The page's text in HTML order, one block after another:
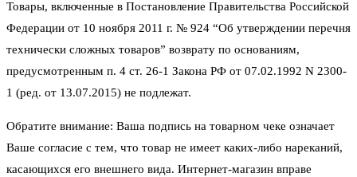
Товары, включенные в Постановление Правительства Российской
Федерации от 10 ноября 2011 г. № 924 “Об утверждении перечня
технически сложных товаров” возврату по основаниям,
предусмотренным п. 4 ст. 26-1 Закона РФ от 07.02.1992 N 2300-
1 (ред. от 13.07.2015) не подлежат.
Обратите внимание: Ваша подпись на товарном чеке означает
Ваше согласие с тем, что товар не имеет каких-либо нареканий,
касающихся его внешнего вида. Интернет-магазин вправе